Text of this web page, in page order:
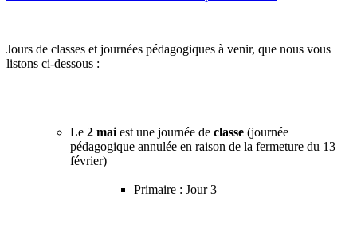
Jours de classes et journées pédagogiques à venir, que nous vous
listons ci-dessous :
Le 2 mai est une journée de classe (journée
pédagogique annulée en raison de la fermeture du 13
février)
Primaire : Jour 3